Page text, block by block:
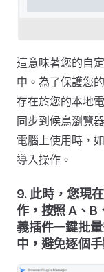
這意味著您的自
中。為了保護您
存在於您的本地
同步到候鳥瀏覽
電腦上使用時，
導入操作。
9. 此時，您現
作，按照 A、B
義插件一鍵批
中，避免逐個